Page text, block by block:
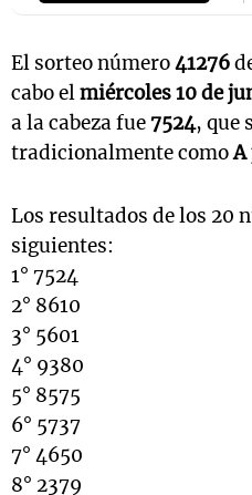
El sorteo número41276
cabo elmiércoles 10 de
a la cabeza fue7524, que
tradicionalmente comoA
Los resultados de los 20
siguientes:
1° 7524
2° 8610
3° 5601
4° 9380
5° 8575
6° 5737
7° 4650
8° 2379